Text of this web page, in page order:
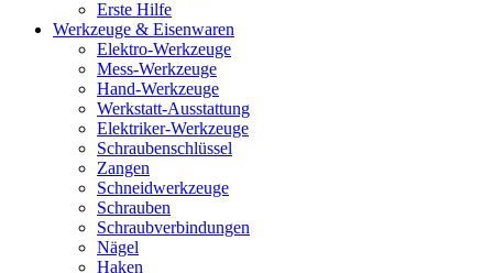
Erste Hilfe
Werkzeuge & Eisenwaren
Elektro-Werkzeuge
Mess-Werkzeuge
Hand-Werkzeuge
Werkstatt-Ausstattung
Elektriker-Werkzeuge
Schraubenschlüssel
Zangen
Schneidwerkzeuge
Schrauben
Schraubverbindungen
Nägel
Haken